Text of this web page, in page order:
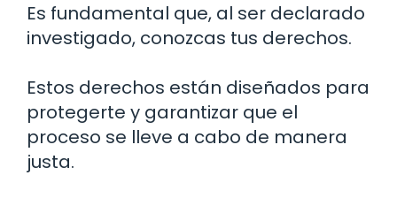
Es fundamental que, al ser declarado
investigado, conozcas tus derechos.
Estos derechos están diseñados para
protegerte y garantizar que el
proceso se lleve a cabo de manera
justa.